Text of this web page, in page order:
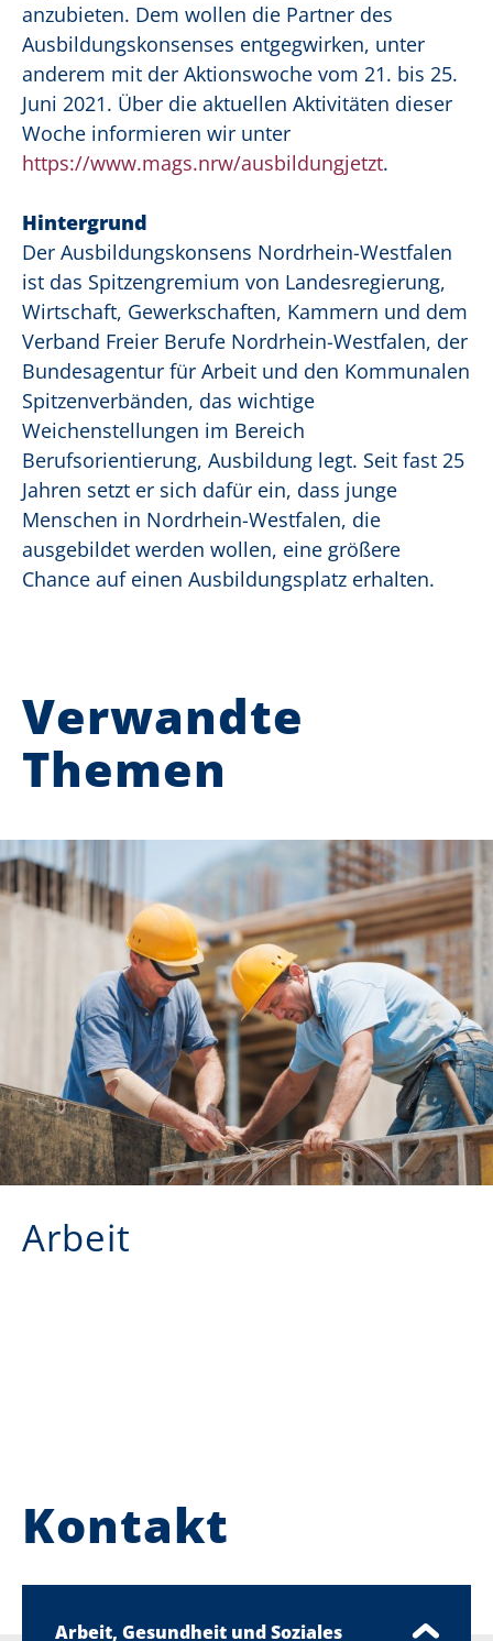
anzubieten. Dem wollen die Partner des
Ausbildungskonsenses entgegwirken, unter
anderem mit der Aktionswoche vom 21. bis 25.
Juni 2021. Über die aktuellen Aktivitäten dieser
Woche informieren wir unter
https://www.mags.nrw/ausbildungjetzt.
Hintergrund
Der Ausbildungskonsens Nordrhein-Westfalen
ist das Spitzengremium von Landesregierung,
Wirtschaft, Gewerkschaften, Kammern und dem
Verband Freier Berufe Nordrhein-Westfalen, der
Bundesagentur für Arbeit und den Kommunalen
Spitzenverbänden, das wichtige
Weichenstellungen im Bereich
Berufsorientierung, Ausbildung legt. Seit fast 25
Jahren setzt er sich dafür ein, dass junge
Menschen in Nordrhein-Westfalen, die
ausgebildet werden wollen, eine größere
Chance auf einen Ausbildungsplatz erhalten.
Verwandte
Themen
Arbeit
Kontakt
Arbeit, Gesundheit und Soziales